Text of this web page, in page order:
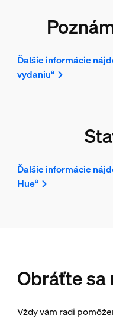
Ďalšie informácie
vydaniu“
Ďalšie informácie
Hue“
Obráťte sa
Vždy vám radi